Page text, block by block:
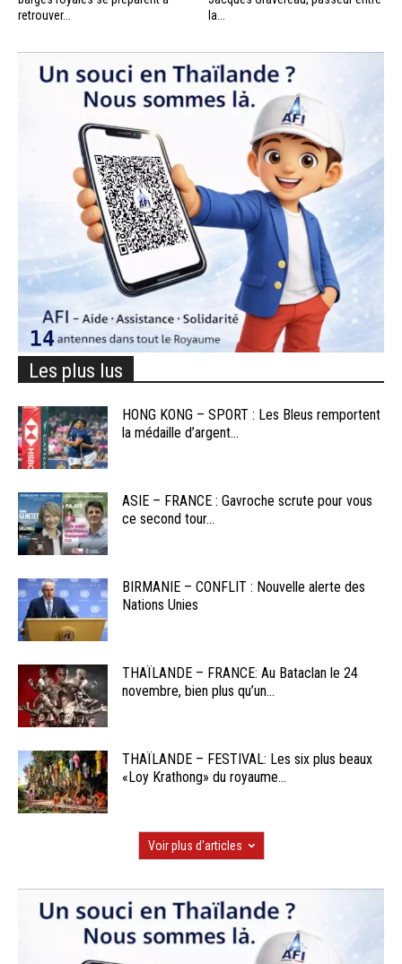
retrouver...
la...
Les plus lus
HONG KONG – SPORT : Les Bleus remportent
la médaille d’argent...
ASIE – FRANCE : Gavroche scrute pour vous
ce second tour...
BIRMANIE – CONFLIT : Nouvelle alerte des
Nations Unies
THAÏLANDE – FRANCE: Au Bataclan le 24
novembre, bien plus qu’un...
THAÏLANDE – FESTIVAL: Les six plus beaux
«Loy Krathong» du royaume...
Voir plus d'articles